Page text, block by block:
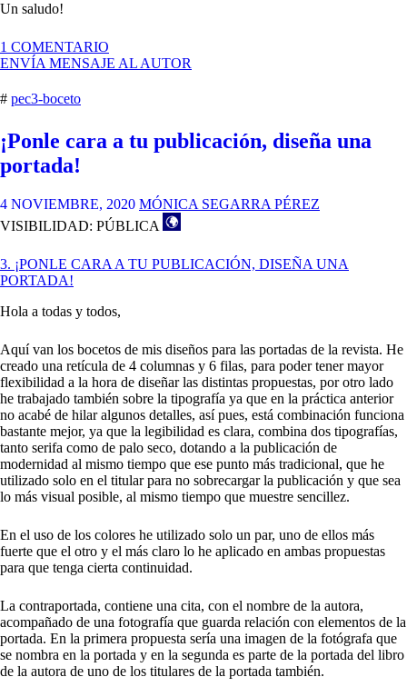
Un saludo!
1 COMENTARIO
PEC
TU
PORTADA!
–
RODRÍGUEZ
ENVÍA MENSAJE AL AUTOR
# pec3-boceto
¡Ponle cara a tu publicación, diseña una
portada!
4 NOVIEMBRE, 2020 MÓNICA SEGARRA PÉREZ
VISIBILIDAD: PÚBLICA
3. ¡PONLE CARA A TU PUBLICACIÓN, DISEÑA UNA
PORTADA!
Hola a todas y todos,
Aquí van los bocetos de mis diseños para las portadas de la revista. He
creado una retícula de 4 columnas y 6 filas, para poder tener mayor
flexibilidad a la hora de diseñar las distintas propuestas, por otro lado
he trabajado también sobre la tipografía ya que en la práctica anterior
no acabé de hilar algunos detalles, así pues, está combinación funciona
bastante mejor, ya que la legibilidad es clara, combina dos tipografías,
tanto serifa como de palo seco, dotando a la publicación de
modernidad al mismo tiempo que ese punto más tradicional, que he
utilizado solo en el titular para no sobrecargar la publicación y que sea
lo más visual posible, al mismo tiempo que muestre sencillez.
En el uso de los colores he utilizado solo un par, uno de ellos más
fuerte que el otro y el más claro lo he aplicado en ambas propuestas
para que tenga cierta continuidad.
La contraportada, contiene una cita, con el nombre de la autora,
acompañado de una fotografía que guarda relación con elementos de la
portada. En la primera propuesta sería una imagen de la fotógrafa que
se nombra en la portada y en la segunda es parte de la portada del libro
de la autora de uno de los titulares de la portada también.